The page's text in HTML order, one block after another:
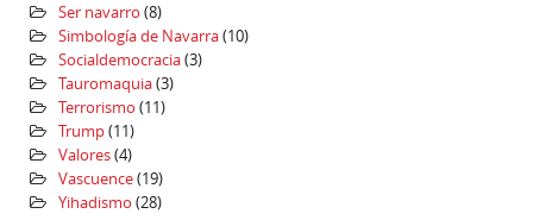
Ser navarro (8)
Simbología de Navarra(10)
Socialdemocracia(3)
Tauromaquia(3)
Terrorismo (11)
Trump(11)
Valores(4)
Vascuence(19)
Yihadismo (28)